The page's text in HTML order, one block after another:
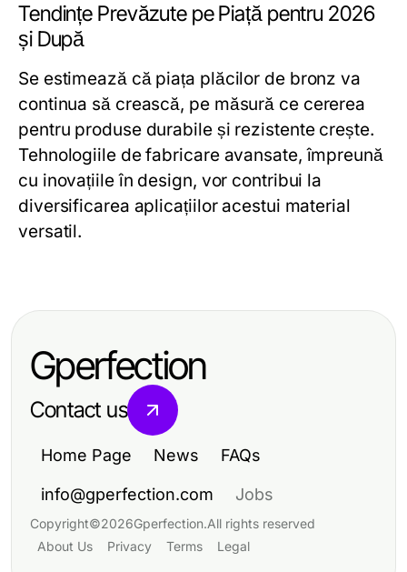
Tendințe Prevăzute pe Piață pentru 2026
și După
Se estimează că piața plăcilor de bronz va
continua să crească, pe măsură ce cererea
pentru produse durabile și rezistente crește.
Tehnologiile de fabricare avansate, împreună
cu inovațiile în design, vor contribui la
diversificarea aplicațiilor acestui material
versatil.
Gperfection
Contact us
Home Page News FAQs
info@gperfection.com Jobs
Copyright©2026Gperfection.All rights reserved
About Us
Privacy Terms Legal